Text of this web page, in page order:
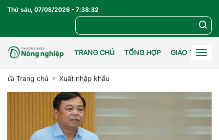
Thứ sáu, 07/08/2026 - 7:38:33
TRANG CHỦ TỔNG HỢP GIAO
Trang chủ
Xuất nhập khẩu